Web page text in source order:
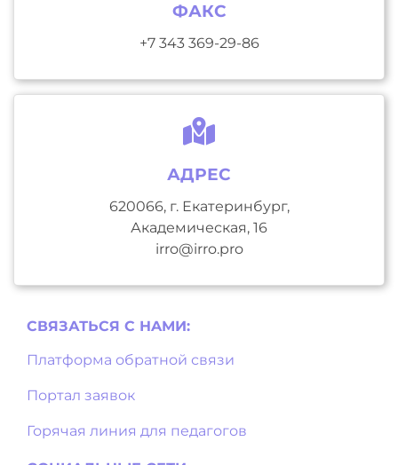
ФАКС
+7 343 369-29-86
АДРЕС
620066, г. Екатеринбург,
Академическая, 16
irro@irro.pro
СВЯЗАТЬСЯ С НAМИ:
Платформа обратной связи
Портал заявок
Горячая линия для педагогов